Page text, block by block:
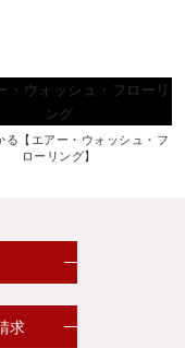
る【エアー・ウォッシュ・フ
ローリング】
求